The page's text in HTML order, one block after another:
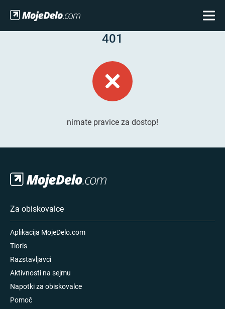
401
nimate pravice za dostop!
Za obiskovalce
Aplikacija MojeDelo.com
Tloris
Razstavljavci
Aktivnosti na sejmu
Napotki za obiskovalce
Pomoč